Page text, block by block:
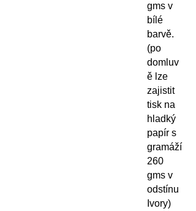
gms v
bílé
barvě.
(po
domluv
ě lze
zajistit
tisk na
hladký
papír s
gramáží
260
gms v
odstínu
Ivory)